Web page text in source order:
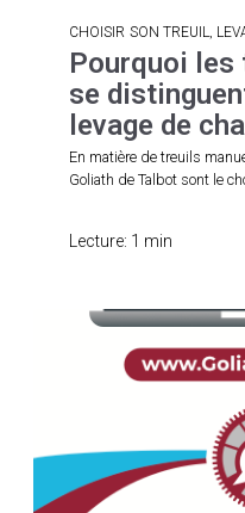
CHOISIR SON TREUIL,
Pourquoi
se
levage de
En matière de treuils
Goliath de Talbot sont le
Lecture: 1 min